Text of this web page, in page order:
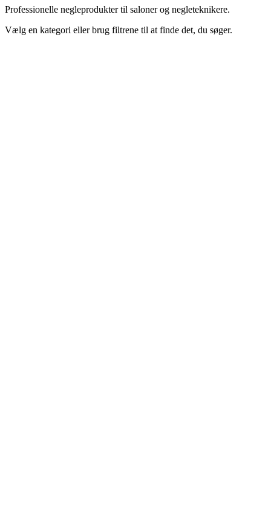
Professionelle negleprodukter til saloner og negleteknikere.
Vælg en kategori eller brug filtrene til at finde det, du søger.